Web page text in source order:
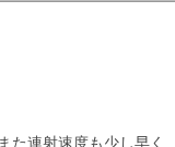
た連射速度も少し早く